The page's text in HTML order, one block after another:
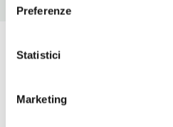
Preferenze
Statistici
Marketing